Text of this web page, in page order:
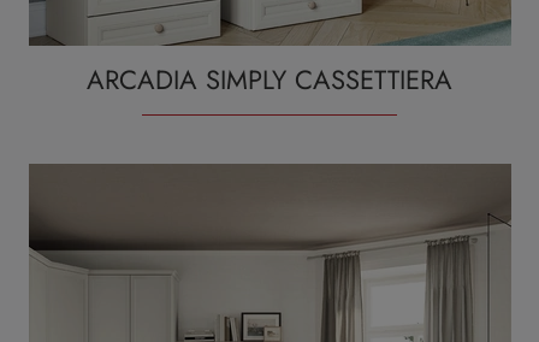
ARCADIA SIMPLY CASSETTIERA